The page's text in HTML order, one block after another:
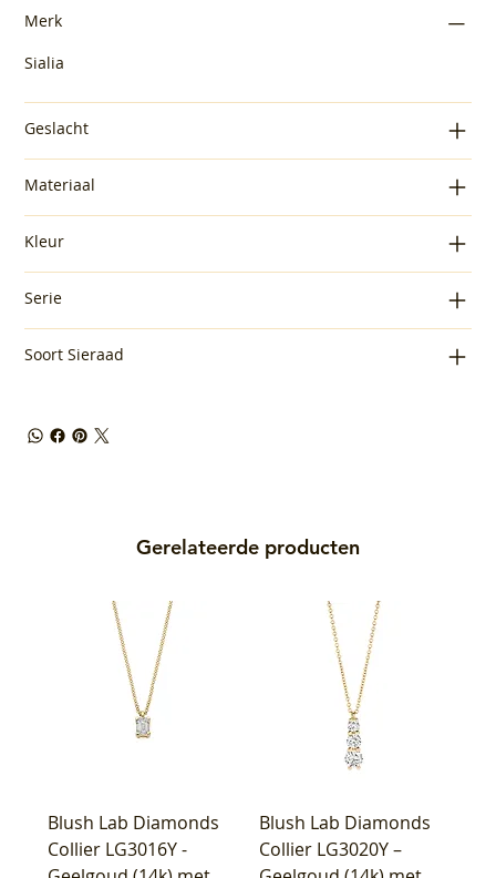
Merk
Sialia
Geslacht
Materiaal
Kleur
Serie
Soort Sieraad
Gerelateerde producten
Blush Lab Diamonds
Collier LG3016Y -
Blush Lab Diamonds
Collier LG3020Y –